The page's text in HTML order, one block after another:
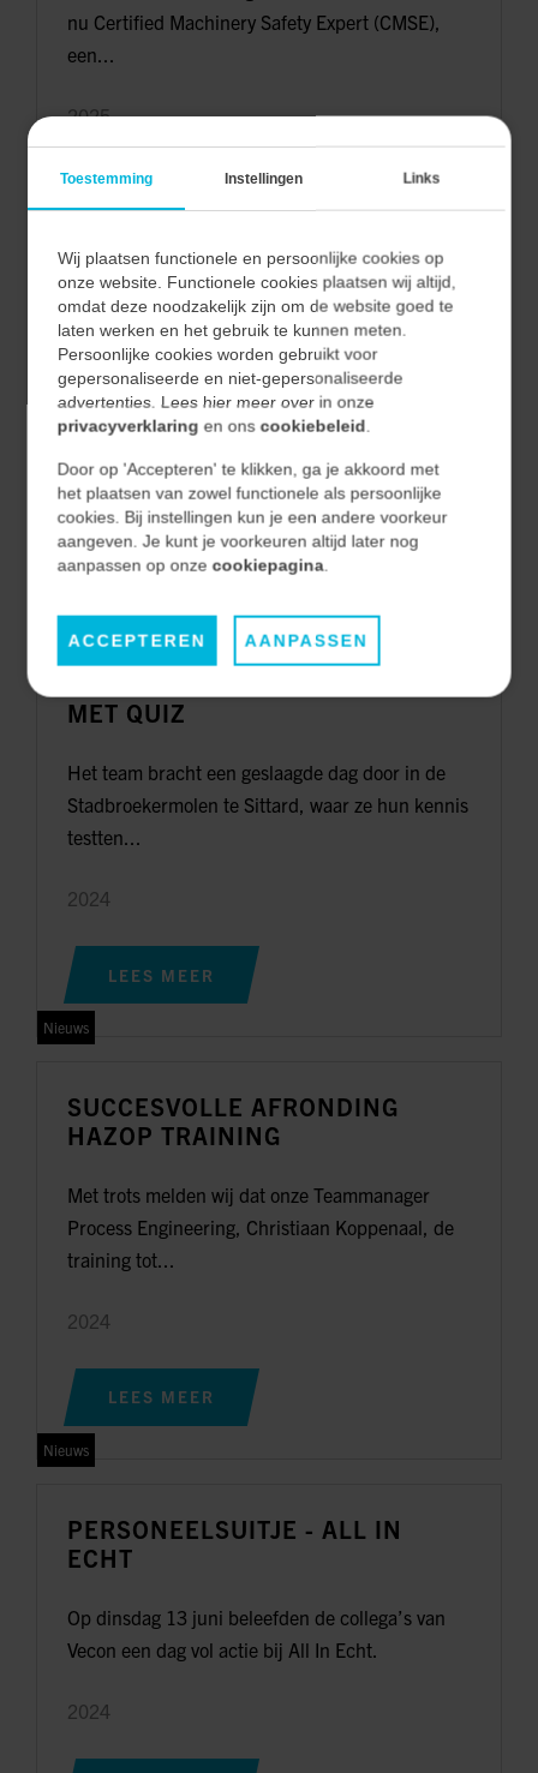
nu Certified Machinery Safety Expert (CMSE),
een...
2025
LEES MEER
UITBREIDING WAGENPARK
Recent hebben wij 10 nieuwe SEAT Ibiza-
modellen in ontvangst mogen nemen.
2025
LEES MEER
MET QUIZ
Het team bracht een geslaagde dag door in de
Stadbroekermolen te Sittard, waar ze hun kennis
testten...
2024
LEES MEER
Nieuws
SUCCESVOLLE AFRONDING
HAZOP TRAINING
Met trots melden wij dat onze Teammanager
Process Engineering, Christiaan Koppenaal, de
training tot...
2024
LEES MEER
Nieuws
PERSONEELSUITJE - ALL IN
ECHT
Op dinsdag 13 juni beleefden de collega’s van
Vecon een dag vol actie bij All In Echt.
2024
Toestemming Instellingen Links
Wij plaatsen functionele en persoonlijke cookies op
onze website. Functionele cookies plaatsen wij altijd,
omdat deze noodzakelijk zijn om de website goed te
laten werken en het gebruik te kunnen meten.
Persoonlijke cookies worden gebruikt voor
gepersonaliseerde en niet-gepersonaliseerde
advertenties. Lees hier meer over in onze
privacyverklaring en onscookiebeleid .
Door op 'Accepteren' te klikken, ga je akkoord met
het plaatsen van zowel functionele als persoonlijke
cookies. Bij instellingen kun je een andere voorkeur
aangeven. Je kunt je voorkeuren altijd later nog
aanpassen op onzecookiepagina.
ACCEPTEREN AANPASSEN